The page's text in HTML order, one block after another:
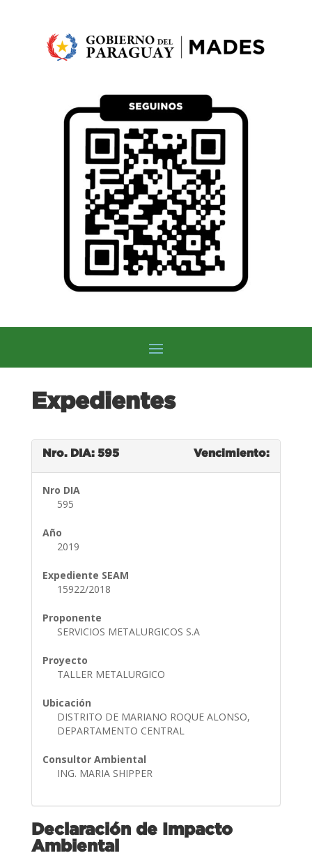
Expedientes
Nro. DIA: 595 Vencimiento:
Nro DIA
595
Año
2019
Expediente SEAM
15922/2018
Proponente
SERVICIOS METALURGICOS S.A
Proyecto
TALLER METALURGICO
Ubicación
DISTRITO DE MARIANO ROQUE ALONSO,
DEPARTAMENTO CENTRAL
Consultor Ambiental
ING. MARIA SHIPPER
Declaración de Impacto
Ambiental